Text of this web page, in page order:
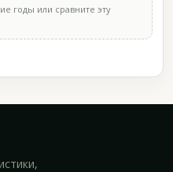
годы или сравните эту